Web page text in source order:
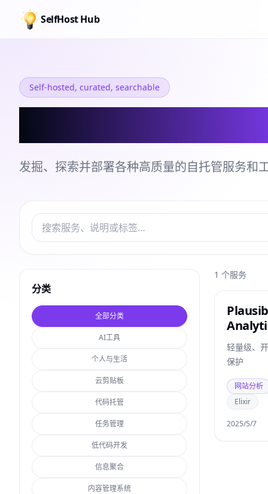
SelfHost Hub
Self-hosted, curated, searchable
发掘、探索并部署各种高质量的自托管服务和
分类
全部分类
AI工具
个人与生活
云剪贴板
代码托管
任务管理
低代码开发
信息聚合
内容管理系统
1 个服务
轻量级、
保护
网站分析
Elixir
2025/5/7